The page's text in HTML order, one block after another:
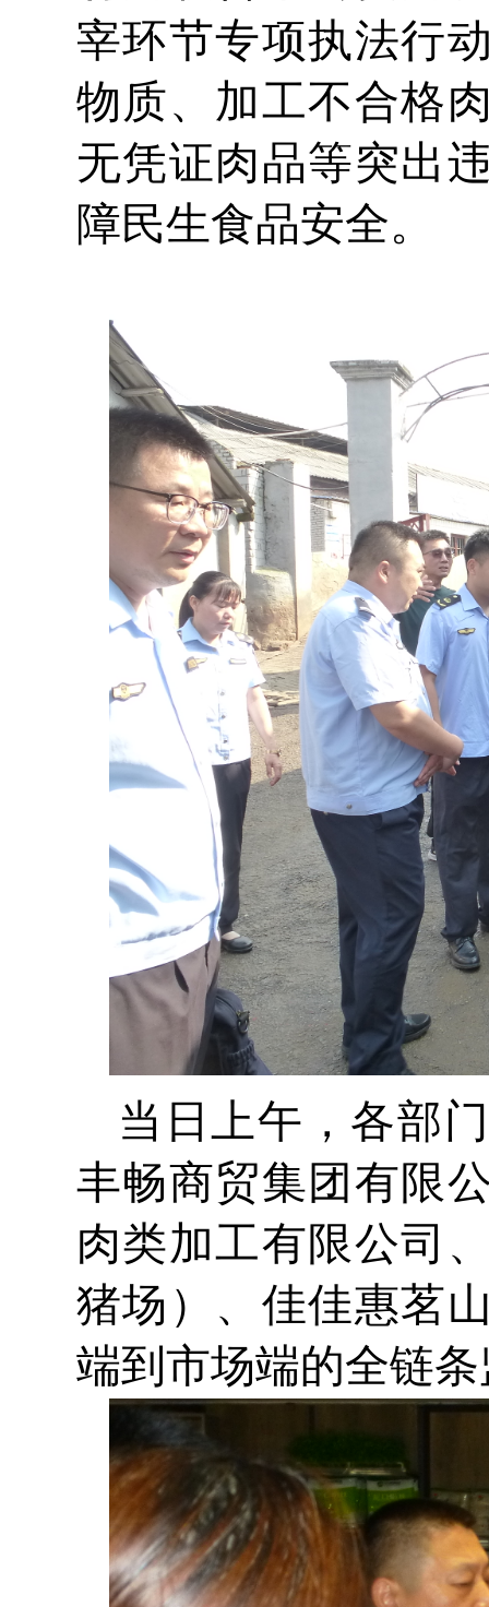
宰环节专项执法行
物质、加工不合格
无凭证肉品等突出
障民生食品安全。
当日上午，各部
丰畅商贸集团有限
肉类加工有限公司
猪场）、佳佳惠茗
端到市场端的全链